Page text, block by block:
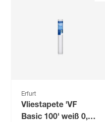
Erfurt
Vliestapete 'VF
Basic 100' weiß 0,53